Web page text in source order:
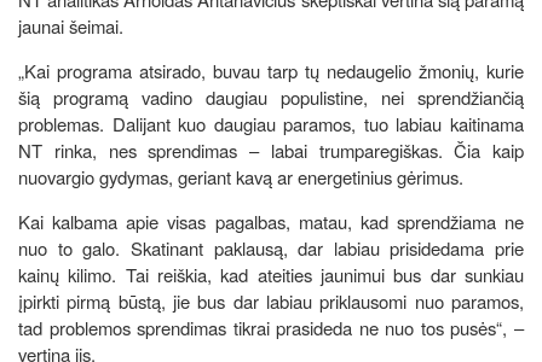
jaunai šeimai.
„Kai programa atsirado, buvau tarp tų nedaugelio žmonių, kurie
šią programą vadino daugiau populistine, nei sprendžiančią
problemas. Dalijant kuo daugiau paramos, tuo labiau kaitinama
NT rinka, nes sprendimas – labai trumparegiškas. Čia kaip
nuovargio gydymas, geriant kavą ar energetinius gėrimus.
Kai kalbama apie visas pagalbas, matau, kad sprendžiama ne
nuo to galo. Skatinant paklausą, dar labiau prisidedama prie
kainų kilimo. Tai reiškia, kad ateities jaunimui bus dar sunkiau
įpirkti pirmą būstą, jie bus dar labiau priklausomi nuo paramos,
tad problemos sprendimas tikrai prasideda ne nuo tos pusės“, –
vertina jis.